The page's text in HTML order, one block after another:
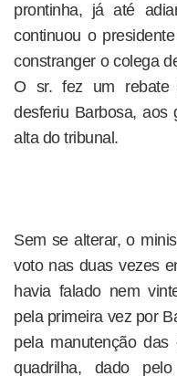
prontinha, já até
continuou o
constranger o colega
O sr. fez um rebate
desferiu Barbosa, aos
alta do tribunal.
Sem se alterar, o
voto nas duas vezes
havia falado nem
pela primeira vez por
pela manutenção
quadrilha, dado